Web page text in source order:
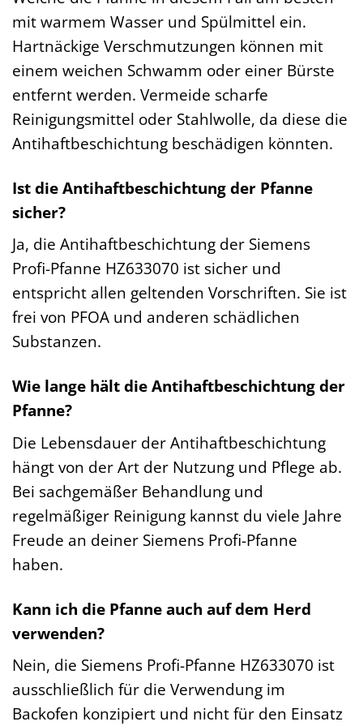
mit warmem Wasser und Spülmittel ein.
Hartnäckige Verschmutzungen können mit
einem weichen Schwamm oder einer Bürste
entfernt werden. Vermeide scharfe
Reinigungsmittel oder Stahlwolle, da diese die
Antihaftbeschichtung beschädigen könnten.
Ist die Antihaftbeschichtung der Pfanne
sicher?
Ja, die Antihaftbeschichtung der Siemens
Profi-Pfanne HZ633070 ist sicher und
entspricht allen geltenden Vorschriften. Sie ist
frei von PFOA und anderen schädlichen
Substanzen.
Wie lange hält die Antihaftbeschichtung der
Pfanne?
Die Lebensdauer der Antihaftbeschichtung
hängt von der Art der Nutzung und Pflege ab.
Bei sachgemäßer Behandlung und
regelmäßiger Reinigung kannst du viele Jahre
Freude an deiner Siemens Profi-Pfanne
haben.
Kann ich die Pfanne auch auf dem Herd
verwenden?
Nein, die Siemens Profi-Pfanne HZ633070 ist
ausschließlich für die Verwendung im
Backofen konzipiert und nicht für den Einsatz